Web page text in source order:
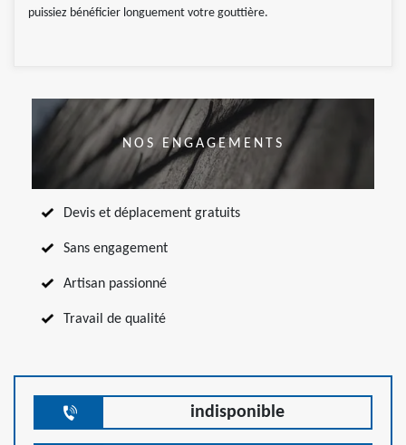
puissiez bénéficier longuement votre gouttière.
NOS ENGAGEMENTS
Devis et déplacement gratuits
Sans engagement
Artisan passionné
Travail de qualité
indisponible